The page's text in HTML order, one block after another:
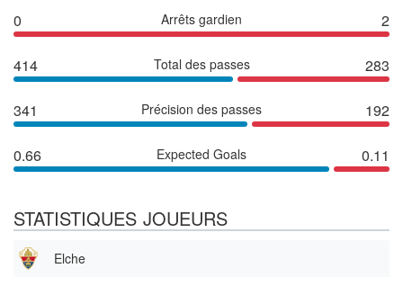
0 Arrêts gardien 2
414 Total des passes 283
341 Précision des passes 192
0.66 Expected Goals 0.11
STATISTIQUES JOUEURS
Elche